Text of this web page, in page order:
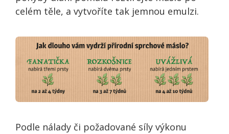
celém těle, a vytvoříte tak jemnou emulzi.
Podle nálady či požadované síly výkonu